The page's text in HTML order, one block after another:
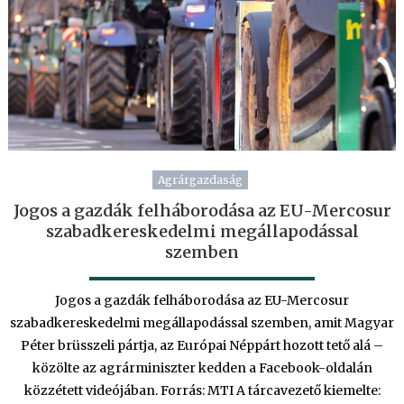
Agrárgazdaság
Jogos a gazdák felháborodása az EU-Mercosur
szabadkereskedelmi megállapodással
szemben
Jogos a gazdák felháborodása az EU-Mercosur
szabadkereskedelmi megállapodással szemben, amit Magyar
Péter brüsszeli pártja, az Európai Néppárt hozott tető alá –
közölte az agrárminiszter kedden a Facebook-oldalán
közzétett videójában. Forrás: MTI A tárcavezető kiemelte: